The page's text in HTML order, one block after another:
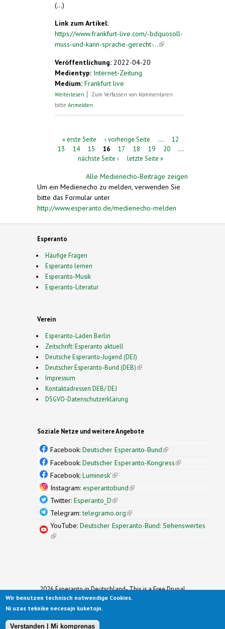
(...)
Link zum Artikel:
https://www.frankfurt-live.com/-bdquosoll-
muss-und-kann-sprache-gerecht-...(link is
Veröffentlichung: 2022-04-20
Medientyp: Internet-Zeitung
Medium: Frankfurt live
Weiterlesen über „Soll, muss und kann Sprache gerecht
Zum Verfassen von Kommentaren
bitte Anmelden.
Seiten« erste Seite ‹ vorherige Seite …
12
13
14 15 16 17 18 19 20
…
nächste Seite ›
letzte Seite »
Alle Medienecho-Beiträge zeigen
Um ein Medienecho zu melden, verwenden Sie
bitte das Formular unter
http://www.esperanto.de/medienecho-melden
Esperanto
Häufige Fragen
Esperanto lernen
Esperanto-Musik
Esperanto-Literatur
Verein
Esperanto-Laden Berlin
Zeitschrift: Esperanto aktuell
Deutsche Esperanto-Jugend (DEJ)
Deutscher Esperanto-Bund (DEB)(link is external)
Impressum
Kontaktadressen DEB/ DEJ
DSGVO-Datenschutzerklärung
Soziale Netze und weitere Angebote
Facebook: Deutscher Esperanto-Bund(link is
external)
Facebook: Deutscher Esperanto-Kongress(link is
Facebook: Luminesk'(link is external)
Instagram: esperantobund(link is external)
Twitter: Esperanto_D(link is external)
Telegram:telegramo.org(link is external)
YouTube: Deutscher Esperanto-Bund: Sehenswertes
(link is external)
2026 Esperanto in Deutschland- This is a Free Drupal
Theme
Ported to Drupal for the Open Source Community by
Original design by
Wir benutzen technisch notwendige Cookies.
Ni uzas teknike necesajn kuketojn.
Verstanden | Mi komprenas